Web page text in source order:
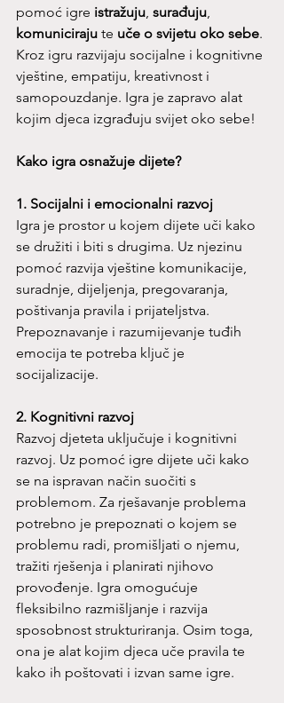
pomoć igre istražuju surađuju
komuniciraju te uče o svijetu oko sebe.
Kroz igru razvijaju socijalne i kognitivne
vještine, empatiju, kreativnost i
samopouzdanje. Igra je zapravo alat
kojim djeca izgrađuju svijet oko sebe!
Kako igra osnažuje dijete?
1. Socijalni i emocionalni razvoj
Igra je prostor u kojem dijete uči kako
se družiti i biti s drugima. Uz njezinu
pomoć razvija vještine komunikacije,
suradnje, dijeljenja, pregovaranja,
poštivanja pravila i prijateljstva.
Prepoznavanje i razumijevanje tuđih
emocija te potreba ključ je
socijalizacije.
2. Kognitivni razvoj
Razvoj djeteta uključuje i kognitivni
razvoj. Uz pomoć igre dijete uči kako
se na ispravan način suočiti s
problemom. Za rješavanje problema
potrebno je prepoznati o kojem se
problemu radi, promišljati o njemu,
tražiti rješenja i planirati njihovo
provođenje. Igra omogućuje
fleksibilno razmišljanje i razvija
sposobnost strukturiranja. Osim toga,
ona je alat kojim djeca uče pravila te
kako ih poštovati i izvan same igre.